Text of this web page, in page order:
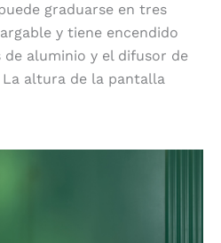
graduarse en tres
y tiene encendido
aluminio y el difusor de
altura de la pantalla